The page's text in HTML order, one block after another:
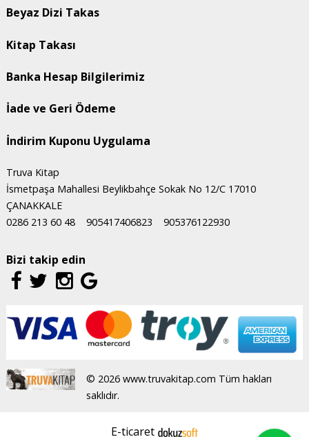
Beyaz Dizi Takas
Kitap Takası
Banka Hesap Bilgilerimiz
İade ve Geri Ödeme
İndirim Kuponu Uygulama
Truva Kitap
İsmetpaşa Mahallesi Beylikbahçe Sokak No 12/C 17010
ÇANAKKALE
0286 213 60 48
905417406823 905376122930
Bizi takip edin
© 2026 www.truvakitap.com Tüm hakları
saklıdır.
E-ticaret